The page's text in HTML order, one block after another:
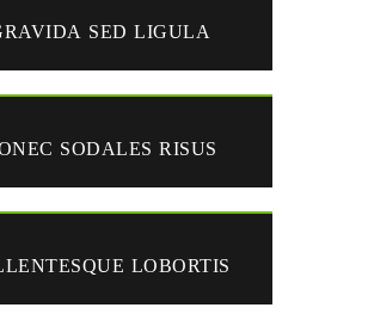
SED LIGULA
SODALES RISUS
LOBORTIS